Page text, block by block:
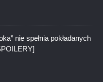
nie spełnia pokładanych